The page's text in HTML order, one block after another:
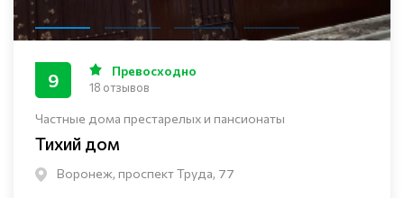
Частные дома престарелых и пансионаты
Тихий дом
Воронеж, проспект Труда, 77
9 Превосходно
18 отзывов